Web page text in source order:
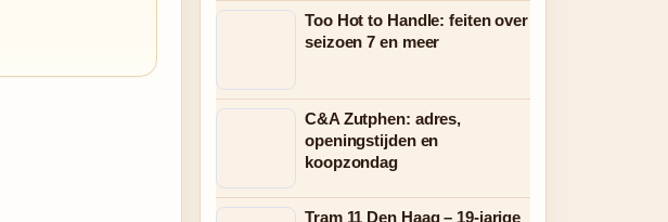
Too Hot to Handle: feiten over
seizoen 7 en meer
C&A Zutphen: adres,
openingstijden en
koopzondag
Tram 11 Den Haag – 19-jarige